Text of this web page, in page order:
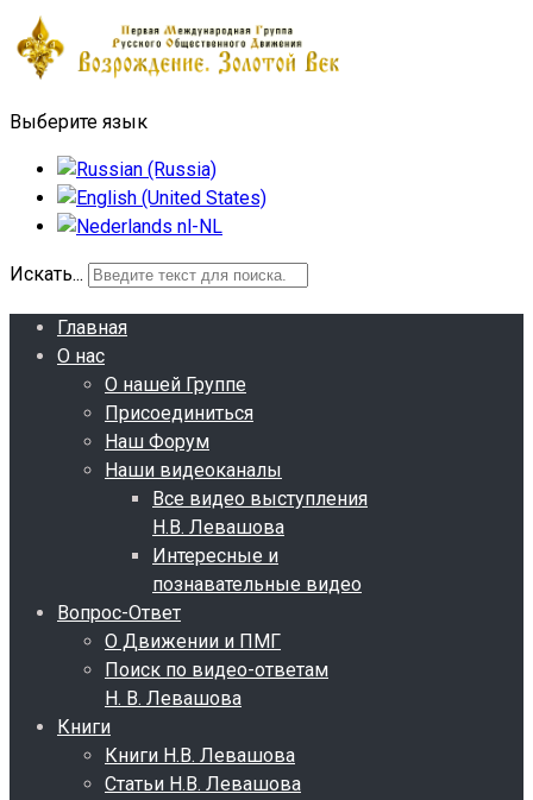
Выберите язык
Искать...
Главная
О нас
О нашей Группе
Присоединиться
Наш Форум
Наши видеоканалы
Все видео выступления
Н.В. Левашова
Интересные и
познавательные видео
Вопрос-Ответ
О Движении и ПМГ
Поиск по видео-ответам
Н. В. Левашова
Книги
Книги Н.В. Левашова
Статьи Н.В. Левашова